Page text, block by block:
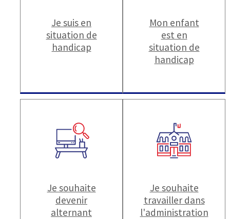
Je suis en
situation de
handicap
Mon enfant
est en
situation de
handicap
Je souhaite
devenir
alternant
Je souhaite
travailler dans
l'administration